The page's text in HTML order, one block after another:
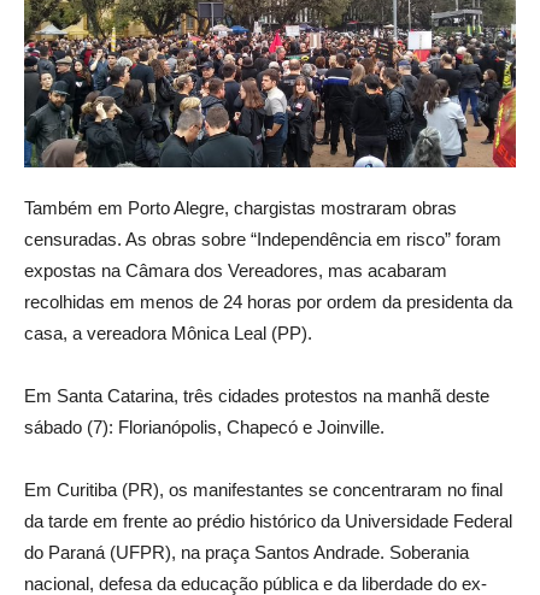
Também em Porto Alegre, chargistas mostraram obras
censuradas. As obras sobre “Independência em risco” foram
expostas na Câmara dos Vereadores, mas acabaram
recolhidas em menos de 24 horas por ordem da presidenta da
casa, a vereadora Mônica Leal (PP).
Em Santa Catarina, três cidades protestos na manhã deste
sábado (7): Florianópolis, Chapecó e Joinville.
Em Curitiba (PR), os manifestantes se concentraram no final
da tarde em frente ao prédio histórico da Universidade Federal
do Paraná (UFPR), na praça Santos Andrade. Soberania
nacional, defesa da educação pública e da liberdade do ex-